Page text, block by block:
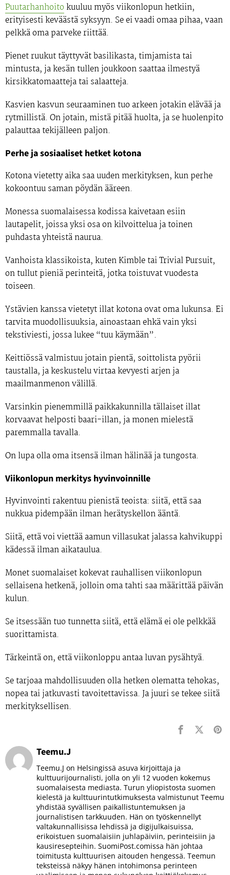
Puutarhanhoitokuuluu myös viikonlopun hetkiin,
erityisesti keväästä syksyyn. Se ei vaadi omaa pihaa, vaan
pelkkä oma parveke riittää.
Pienet ruukut täyttyvät basilikasta, timjamista tai
mintusta, ja kesän tullen joukkoon saattaa ilmestyä
kirsikkatomaatteja tai salaatteja.
Kasvien kasvun seuraaminen tuo arkeen jotakin elävää ja
rytmillistä. On jotain, mistä pitää huolta, ja se huolenpito
palauttaa tekijälleen paljon.
Perhe ja sosiaaliset hetket kotona
Kotona vietetty aika saa uuden merkityksen, kun perhe
kokoontuu saman pöydän ääreen.
Monessa suomalaisessa kodissa kaivetaan esiin
lautapelit, joissa yksi osa on kilvoittelua ja toinen
puhdasta yhteistä naurua.
Vanhoista klassikoista, kuten Kimble tai Trivial Pursuit,
on tullut pieniä perinteitä, jotka toistuvat vuodesta
toiseen.
Ystävien kanssa vietetyt illat kotona ovat oma lukunsa. Ei
tarvita muodollisuuksia, ainoastaan ehkä vain yksi
tekstiviesti, jossa lukee “tuu käymään”.
Keittiössä valmistuu jotain pientä, soittolista pyörii
taustalla, ja keskustelu virtaa kevyesti arjen ja
maailmanmenon välillä.
Varsinkin pienemmillä paikkakunnilla tällaiset illat
korvaavat helposti baari-illan, ja monen mielestä
paremmalla tavalla.
On lupa olla oma itsensä ilman hälinää ja tungosta.
Viikonlopun merkitys hyvinvoinnille
Hyvinvointi rakentuu pienistä teoista: siitä, että saa
nukkua pidempään ilman herätyskellon ääntä.
Siitä, että voi viettää aamun villasukat jalassa kahvikuppi
kädessä ilman aikataulua.
Monet suomalaiset kokevat rauhallisen viikonlopun
sellaisena hetkenä, jolloin oma tahti saa määrittää päivän
kulun.
Se itsessään tuo tunnetta siitä, että elämä ei ole pelkkää
suorittamista.
Tärkeintä on, että viikonloppu antaa luvan pysähtyä.
Se tarjoaa mahdollisuuden olla hetken olematta tehokas,
nopea tai jatkuvasti tavoitettavissa. Ja juuri se tekee siitä
merkityksellisen.
Teemu.J
Teemu.J on Helsingissä asuva kirjoittaja ja
kulttuurijournalisti, jolla on yli 12 vuoden kokemus
suomalaisesta mediasta. Turun yliopistosta suomen
kielestä ja kulttuurintutkimuksesta valmistunut Teemu
yhdistää syvällisen paikallistuntemuksen ja
journalistisen tarkkuuden. Hän on työskennellyt
valtakunnallisissa lehdissä ja digijulkaisuissa,
erikoistuen suomalaisiin juhlapäiviin, perinteisiin ja
kausiresepteihin. SuomiPost.comissa hän johtaa
toimitusta kulttuurisen aitouden hengessä. Teemun
teksteissä näkyy hänen intohimonsa perinteen